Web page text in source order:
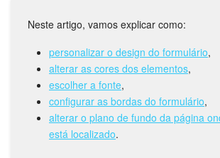
Grupos de trabalho
Tarefas e Projetos
CRM
Agendamento on-line
Neste artigo, vamos explicar como:
personalizar o design do formulário,
alterar as cores dos elementos,
escolher a fonte,
configurar as bordas do formulário,
alterar o plano de fundo da página
está localizado.